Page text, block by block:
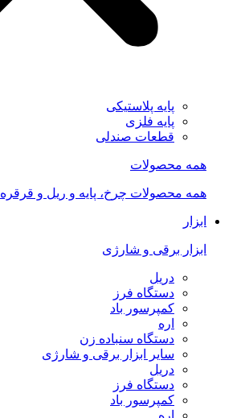
پایه پلاستیکی
پایه فلزی
قطعات صندلی
همه محصولات
همه محصولات چرخ، پایه و ریل و قرقره
ابزار
ابزار برقی و شارژی
دریل
دستگاه فرز
کمپرسور باد
اره
دستگاه سنباده زن
سایر ابزار برقی و شارژی
دریل
دستگاه فرز
کمپرسور باد
اره